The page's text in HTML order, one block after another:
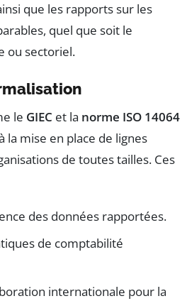
que les rapports sur les
quel que soit le
ou sectoriel.
le GIEC et la norme ISO 14064
la mise en place de lignes
de toutes tailles. Ces
des données rapportées.
de comptabilité
internationale pour la